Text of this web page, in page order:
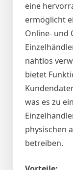
eine
ermöglicht
Online- und
nahtlos
bietet
was es zu
physischen
betreiben.